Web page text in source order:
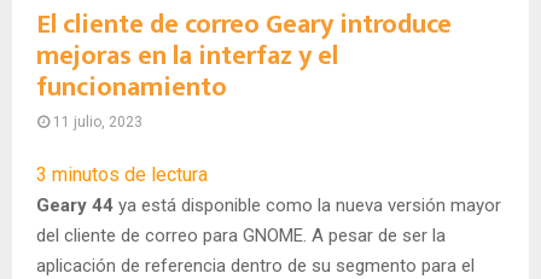
El cliente de correo Geary introduce
mejoras en la interfaz y el
funcionamiento
11 julio, 2023
3 minutos de lectura
Geary 44 ya está disponible como la nueva versión mayor
del cliente de correo para GNOME. A pesar de ser la
aplicación de referencia dentro de su segmento para el